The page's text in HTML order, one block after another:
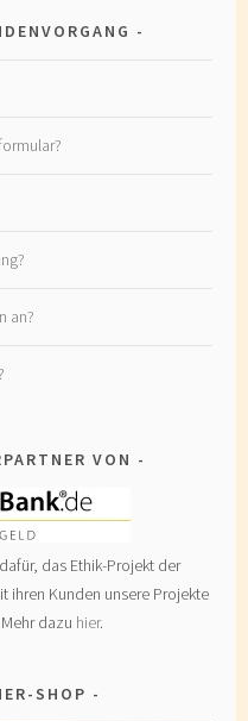
an?
VON
das Ethik-Projekt der
ihren Kunden unsere Projekte
dazu hier.
SHOP